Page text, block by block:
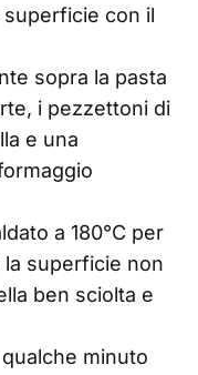
con il
sopra la pasta
i pezzettoni di
e una
a 180°C per
superficie non
ben sciolta e
minuto